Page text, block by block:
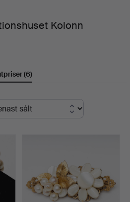
Kolonn
(6)